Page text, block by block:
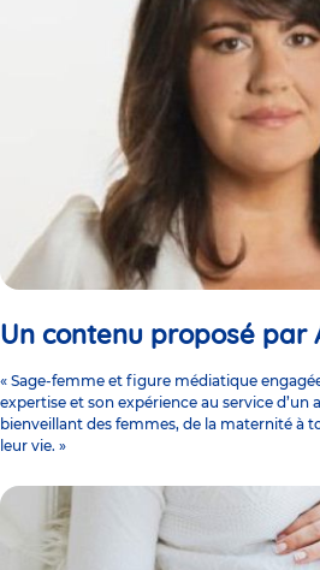
Un contenu proposé par
« Sage-femme et figure médiatique
expertise et son expérience au service
bienveillant des femmes, de la maternité à
leur vie. »